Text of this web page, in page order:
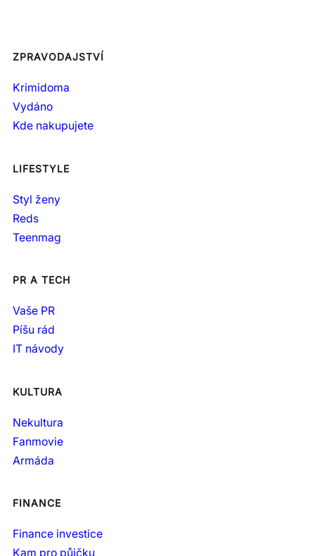
ZPRAVODAJSTVÍ
Krimidoma
Vydáno
Kde nakupujete
LIFESTYLE
Styl ženy
Reds
Teenmag
PR A TECH
Vaše PR
Píšu rád
IT návody
KULTURA
Nekultura
Fanmovie
Armáda
FINANCE
Finance investice
Kam pro půjčku